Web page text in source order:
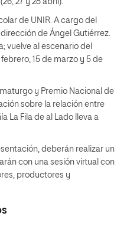
27 y 28 abril).
de UNIR. A cargo del
de Ángel Gutiérrez.
vuelve al escenario del
15 de marzo y 5 de
y Premio Nacional de
sobre la relación entre
La Fila de al Lado lleva a
deberán realizar un
con una sesión virtual con
productores y